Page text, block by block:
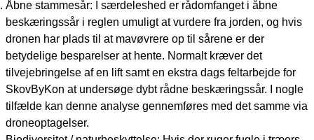
Åbne stammesår: I særdeleshed er rådomfanget i åbne
beskæringssår i reglen umuligt at vurdere fra jorden, og hvis
dronen har plads til at mavøvrere op til sårene er der
betydelige besparelser at hente. Normalt kræver det
tilvejebringelse af en lift samt en ekstra dags feltarbejde for
SkovByKon at undersøge dybt rådne beskæringssår. I nogle
tilfælde kan denne analyse gennemføres med det samme via
droneoptagelser.